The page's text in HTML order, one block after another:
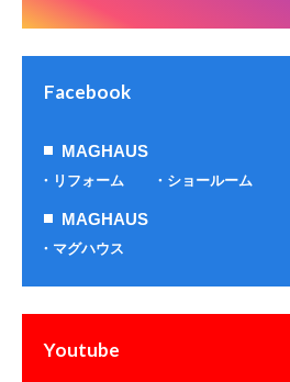
Facebook
MAGHAUS
リフォーム ショールーム
MAGHAUS
マグハウス
Youtube